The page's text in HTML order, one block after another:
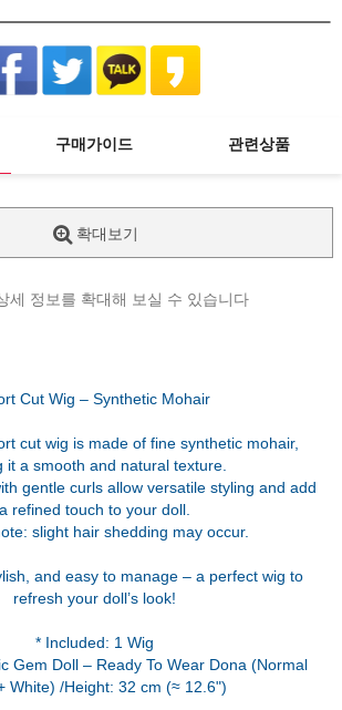
구매가이드 관련상품
확대보기
세 정보를 확대해 보실 수 있습니다
Cut Wig – Synthetic Mohair
cut wig is made of fine synthetic mohair,
it a smooth and natural texture.
gentle curls allow versatile styling and add
a refined touch to your doll.
slight hair shedding may occur.
and easy to manage – a perfect wig to
refresh your doll’s look!
* Included: 1 Wig
Gem Doll – Ready To Wear Dona (Normal